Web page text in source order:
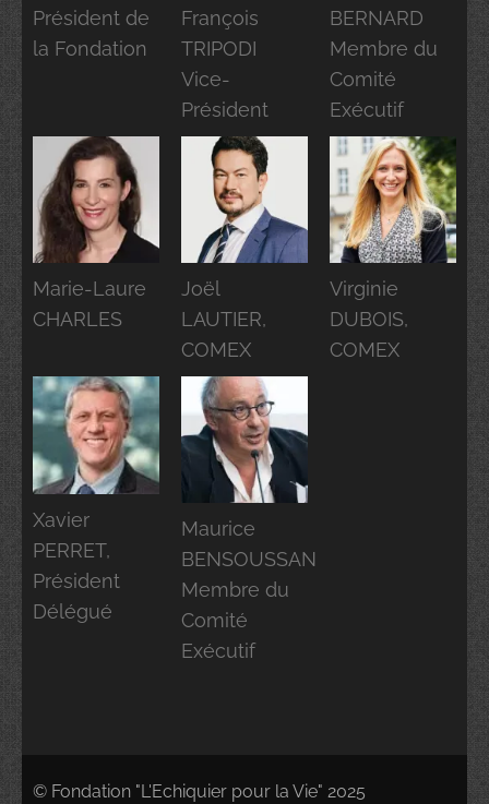
Président de
la Fondation
François
TRIPODI
Vice-
Président
BERNARD
Membre du
Comité
Exécutif
Marie-Laure
CHARLES
Joël
LAUTIER,
COMEX
Virginie
DUBOIS,
COMEX
Xavier
PERRET,
Président
Délégué
Maurice
BENSOUSSAN
Membre du
Comité
Exécutif
© Fondation "L'Echiquier pour la Vie" 2025